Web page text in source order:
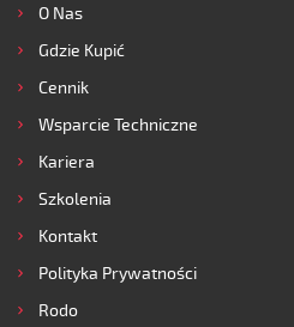
O Nas
Gdzie Kupić
Cennik
Wsparcie Techniczne
Kariera
Szkolenia
Kontakt
Polityka Prywatności
Rodo